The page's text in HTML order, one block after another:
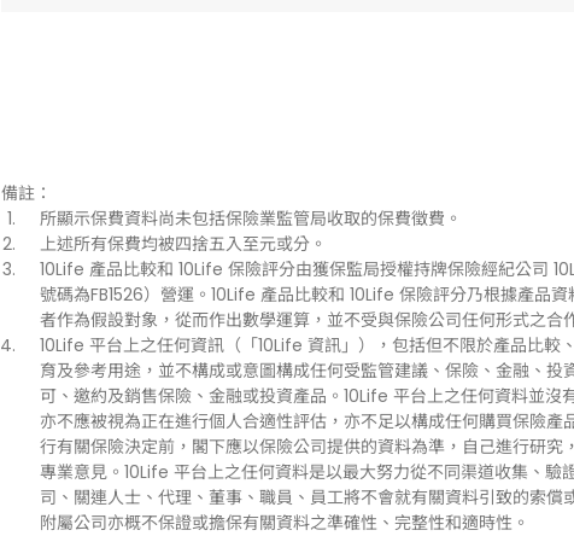
備註：
所顯示保費資料尚未包括保險業監管局收取的保費徵費。
上述所有保費均被四捨五入至元或分。
10Life 產品比較和 10Life 保險評分由獲保監局授權持牌保險經紀公司
號碼為FB1526）營運。10Life 產品比較和 10Life 保險評分乃根據產品
者作為假設對象，從而作出數學運算，並不受與保險公司任何形式之合
10Life 平台上之任何資訊（「10Life 資訊」），包括但不限於產品比較
育及參考用途，並不構成或意圖構成任何受監管建議、保險、金融、投
可、邀約及銷售保險、金融或投資產品。10Life 平台上之任何資料並沒
亦不應被視為正在進行個人合適性評估，亦不足以構成任何購買保險
行有關保險決定前，閣下應以保險公司提供的資料為準，自己進行研
專業意見。10Life 平台上之任何資料是以最大努力從不同渠道收集、驗
司、關連人士、代理、董事、職員、員工將不會就有關資料引致的索償
附屬公司亦概不保證或擔保有關資料之準確性、完整性和適時性。